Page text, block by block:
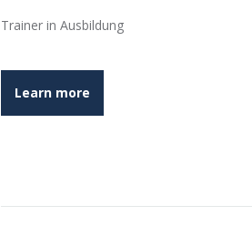
Trainer in Ausbildung
Learn more